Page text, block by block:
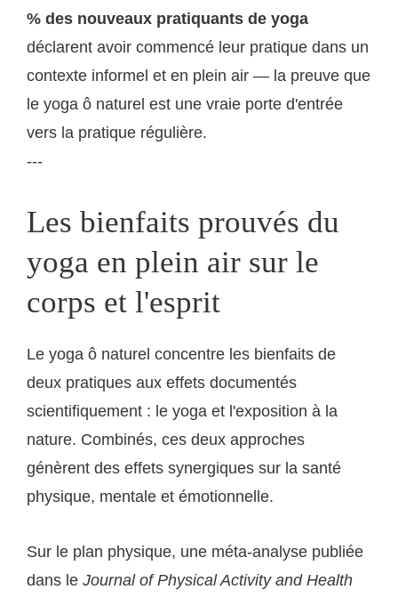
% des nouveaux pratiquants de yoga
déclarent avoir commencé leur pratique dans un
contexte informel et en plein air — la preuve que
le yoga ô naturel est une vraie porte d'entrée
vers la pratique régulière.
---
Les bienfaits prouvés du
yoga en plein air sur le
corps et l'esprit
Le yoga ô naturel concentre les bienfaits de
deux pratiques aux effets documentés
scientifiquement : le yoga et l'exposition à la
nature. Combinés, ces deux approches
génèrent des effets synergiques sur la santé
physique, mentale et émotionnelle.
Sur le plan physique, une méta-analyse publiée
dans le Journal of Physical Activity and Health